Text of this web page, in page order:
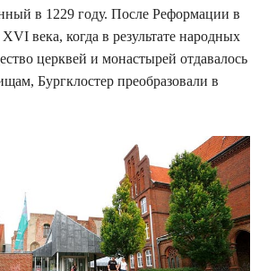
в 1229 году. После Реформации в
века, когда в результате народных
церквей и монастырей отдавалось
Бургклостер преобразовали в